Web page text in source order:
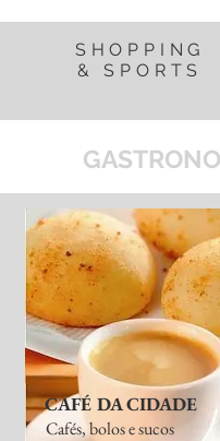
SHOPPING
& SPORTS
CAFÉ DA CIDADE
Cafés, bolos e sucos